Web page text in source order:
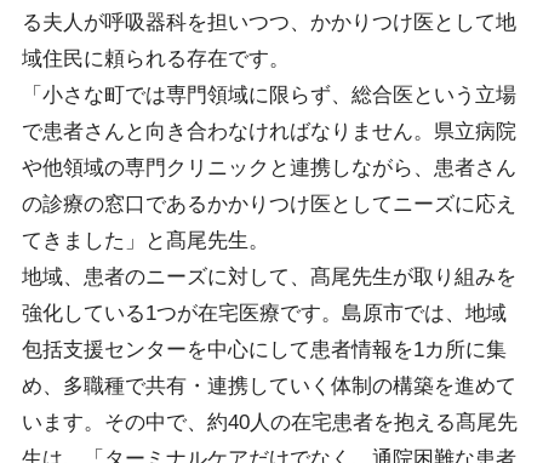
る夫人が呼吸器科を担いつつ、かかりつけ医として地
域住民に頼られる存在です。
「小さな町では専門領域に限らず、総合医という立場
で患者さんと向き合わなければなりません。県立病院
や他領域の専門クリニックと連携しながら、患者さん
の診療の窓口であるかかりつけ医としてニーズに応え
てきました」と髙尾先生。
地域、患者のニーズに対して、髙尾先生が取り組みを
強化している1つが在宅医療です。島原市では、地域
包括支援センターを中心にして患者情報を1カ所に集
め、多職種で共有・連携していく体制の構築を進めて
います。その中で、約40人の在宅患者を抱える髙尾先